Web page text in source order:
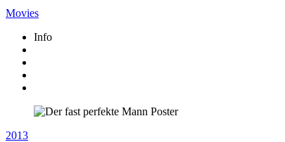
Movies
Info
2013